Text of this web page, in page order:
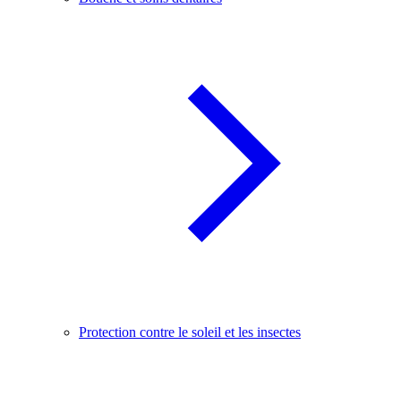
Protection contre le soleil et les insectes